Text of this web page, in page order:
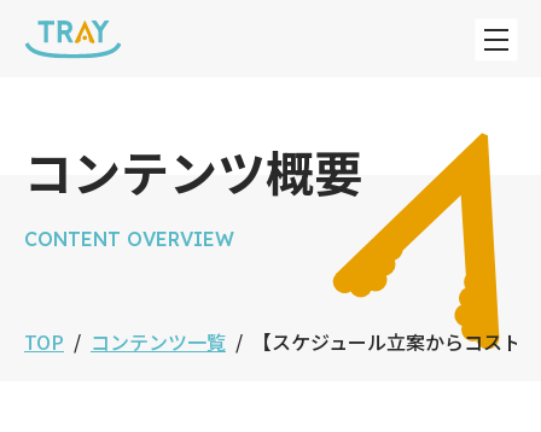
コンテンツ概要
CONTENT OVERVIEW
TOP コンテンツ一覧 【スケジュール立案からコスト